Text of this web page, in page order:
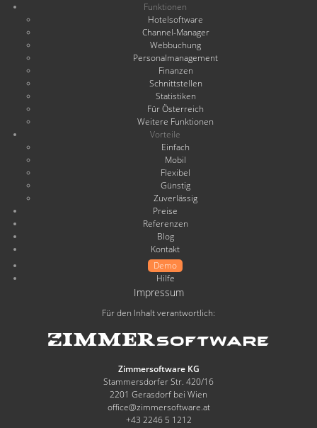
Funktionen
Hotelsoftware
Channel-Manager
Webbuchung
Personalmanagement
Finanzen
Schnittstellen
Statistiken
Für Österreich
Weitere Funktionen
Vorteile
Einfach
Mobil
Flexibel
Günstig
Zuverlässig
Preise
Referenzen
Blog
Kontakt
Demo
Hilfe
Impressum
Für den Inhalt verantwortlich:
Zimmersoftware KG
Stammersdorfer Str. 420/16
2201 Gerasdorf bei Wien
office@zimmersoftware.at
+43 2246 5 1212